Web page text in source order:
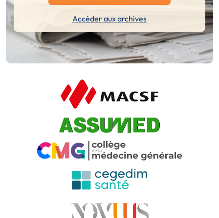
Accéder aux archives